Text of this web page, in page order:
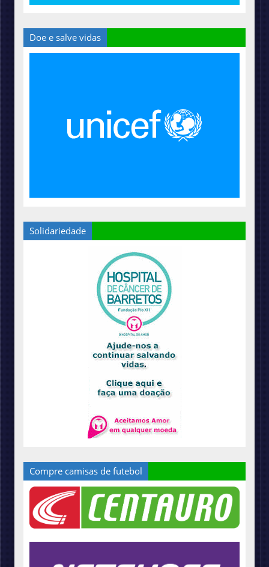
Doe e salve vidas
Solidariedade
Compre camisas de futebol